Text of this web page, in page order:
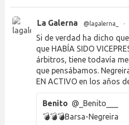
La Galerna @lagalerna_ ·
Si de verdad ha dicho
que HABÍA SIDO
árbitros, tiene todavía
que pensábamos.
EN ACTIVO en los años
Benito @_Benito___
💣💣💣Barsa-Negreira